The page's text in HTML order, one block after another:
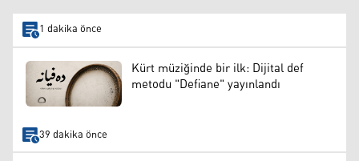
1 dakika önce
Kürt müziğinde bir ilk: Dijital def
metodu "Defiane" yayınlandı
39 dakika önce